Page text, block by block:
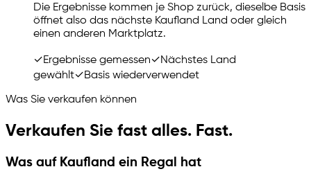
Die Ergebnisse kommen je Shop zurück, dieselbe Basis
öffnet also das nächste Kaufland Land oder gleich
einen anderen Marktplatz.
✓Ergebnisse gemessen✓Nächstes Land
gewählt✓Basis wiederverwendet
Was Sie verkaufen können
Verkaufen Sie fast alles. Fast.
Was auf Kaufland ein Regal hat